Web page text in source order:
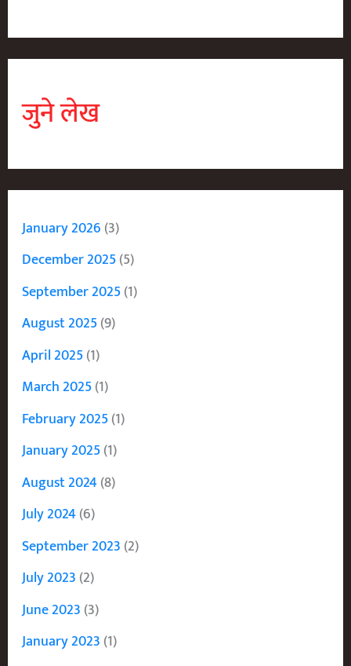
जुने लेख
January 2026 (3)
December 2025(5)
September 2025(1)
August 2025(9)
April 2025(1)
March 2025(1)
February 2025(1)
January 2025(1)
August 2024(8)
July 2024(6)
September 2023 (2)
July 2023 (2)
June 2023 (3)
January 2023 (1)